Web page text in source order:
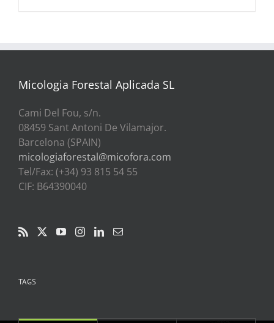
a
Micologia Forestal Aplicada SL
Cami Del Fou, s/n.
08459 Sant Antoni De Vilamajor.
Barcelona (SPAIN)
micologiaforestal@micofora.com
Tel/Fax: (+34) 93 815 54 55
CIF: B64390040
TAGS